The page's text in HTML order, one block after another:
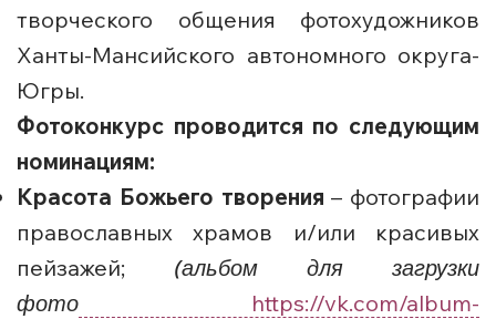
творческого общения фотохудожников
Ханты-Мансийского автономного округа-
Югры.
Фотоконкурс проводится по следующим
номинациям:
Красота Божьего творения – фотографии
православных храмов и/или красивых
пейзажей; (альбом для загрузки
фото https://vk.com/album-